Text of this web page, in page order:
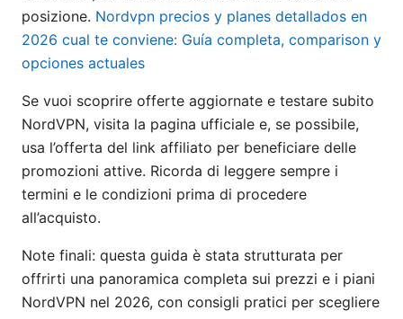
posizione. Nordvpn precios y planes detallados en
2026 cual te conviene: Guía completa, comparison y
opciones actuales
Se vuoi scoprire offerte aggiornate e testare subito
NordVPN, visita la pagina ufficiale e, se possibile,
usa l’offerta del link affiliato per beneficiare delle
promozioni attive. Ricorda di leggere sempre i
termini e le condizioni prima di procedere
all’acquisto.
Note finali: questa guida è stata strutturata per
offrirti una panoramica completa sui prezzi e i piani
NordVPN nel 2026, con consigli pratici per scegliere